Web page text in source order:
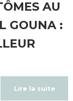
AU
GOUNA :
Lire la suite